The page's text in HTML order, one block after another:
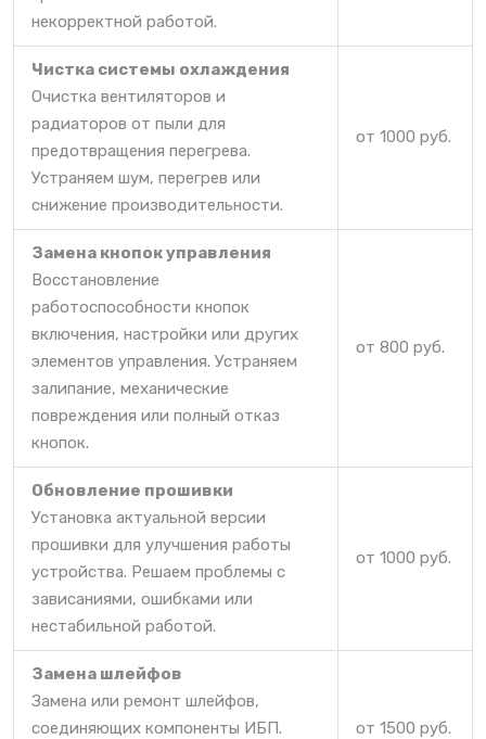
некорректной работой.
Чистка системы охлаждения
Очистка вентиляторов и
радиаторов от пыли для
предотвращения перегрева.
Устраняем шум, перегрев или
снижение производительности.
от 1000 руб.
Замена кнопок управления
Восстановление
работоспособности кнопок
включения, настройки или других
элементов управления. Устраняем
залипание, механические
повреждения или полный отказ
кнопок.
от 800 руб.
Обновление прошивки
Установка актуальной версии
прошивки для улучшения работы
устройства. Решаем проблемы с
зависаниями, ошибками или
нестабильной работой.
от 1000 руб.
Замена шлейфов
Замена или ремонт шлейфов,
соединяющих компоненты ИБП.
от 1500 руб.